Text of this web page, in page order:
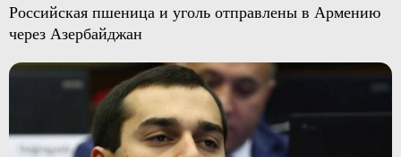
Российская пшеница и уголь отправлены в Армению
через Азербайджан